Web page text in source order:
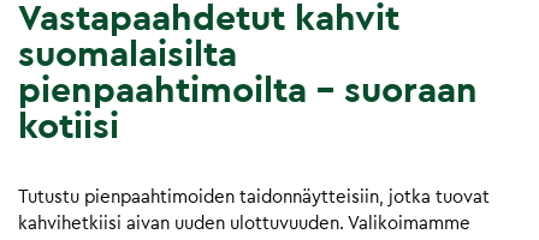
Vastapaahdetut kahvit
suomalaisilta
pienpaahtimoilta – suoraan
kotiisi
Tutustu pienpaahtimoiden taidonnäytteisiin, jotka tuovat
kahvihetkiisi aivan uuden ulottuvuuden. Valikoimamme